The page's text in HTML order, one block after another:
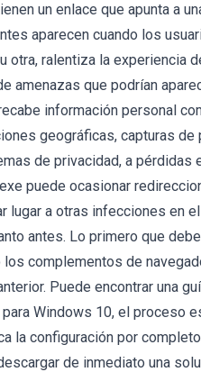
un enlace que apunta a
aparecen cuando los
otra, ralentiza la experiencia
amenazas que podrían
información personal
geográficas, capturas
de privacidad, a
puede ocasionar
lugar a otras infecciones en
antes. Lo primero que
complementos de
Puede encontrar una
Windows 10, el proceso
la configuración por
de inmediato una